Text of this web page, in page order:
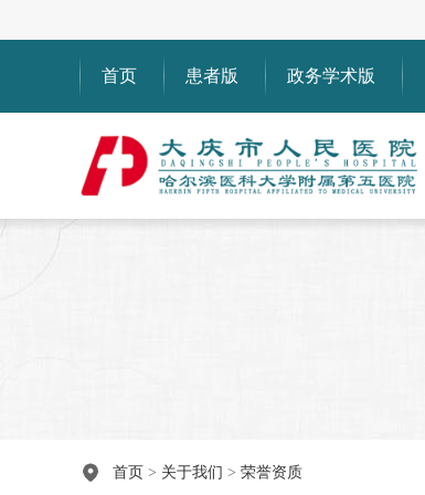
首页 患者版 政务学术版
首页 > 关于我们 > 荣誉资质